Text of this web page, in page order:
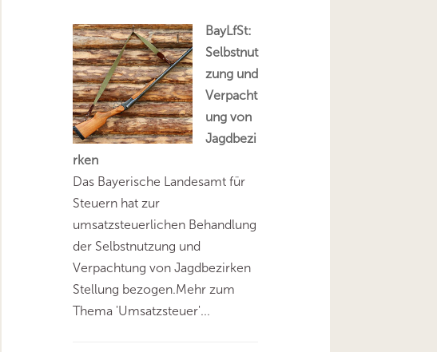
BayLfSt:
Selbstnut
zung und
Verpacht
ung von
Jagdbezi
rken
Das Bayerische Landesamt für
Steuern hat zur
umsatzsteuerlichen Behandlung
der Selbstnutzung und
Verpachtung von Jagdbezirken
Stellung bezogen.Mehr zum
Thema 'Umsatzsteuer'...